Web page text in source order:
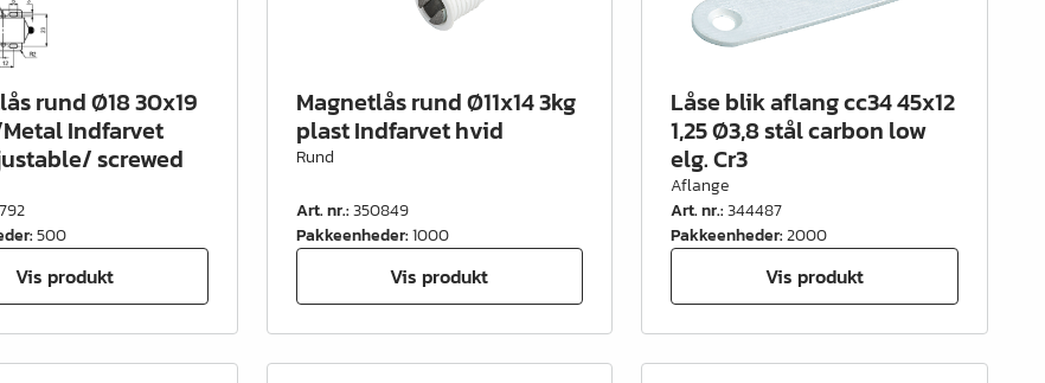
rund Ø18 30x19
Indfarvet
screwed
:500
Vis produkt
Magnetlås rund Ø11x14 3kg
plast Indfarvet hvid
Rund
Art. nr.:350849
Pakkeenheder:1000
Vis produkt
Låse blik aflang cc34 45x12
1,25 Ø3,8 stål carbon low
elg. Cr3
Aflange
Art. nr.:344487
Pakkeenheder:2000
Vis produkt